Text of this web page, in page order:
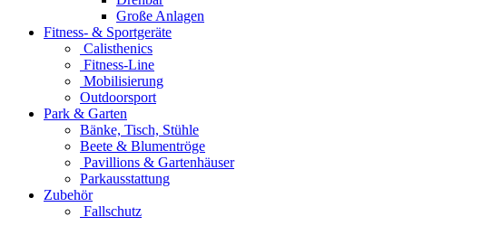
Große Anlagen
Fitness- & Sportgeräte
Calisthenics
Fitness-Line
Mobilisierung
Outdoorsport
Park & Garten
Bänke, Tisch, Stühle
Beete & Blumentröge
Pavillions & Gartenhäuser
Parkausstattung
Zubehör
Fallschutz